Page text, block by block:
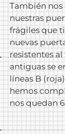
También
nuestras
frágiles que
nuevas
resistentes
antiguas se
líneas B
hemos
nos quedan